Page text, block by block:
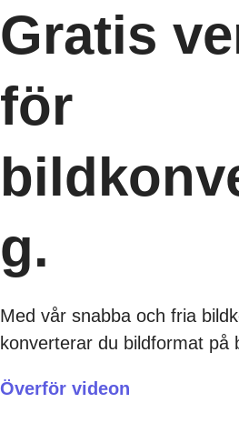
Gratis
för
g.
Med vår snabba och fria
konverterar du bildformat på
Överför videon